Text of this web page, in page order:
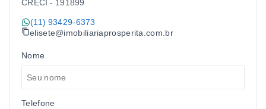
CRECI - 191899
(11) 93429-6373
elisete@imobiliariaprosperita.com.br
Nome
Telefone